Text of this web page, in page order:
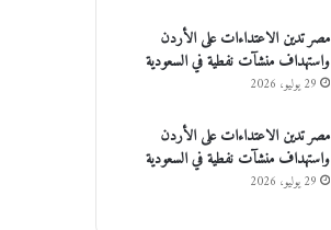
مصر تدين الاعتداءات على الأردن
واستهداف منشآت نفطية في السعودية
29 يوليو، 2026
مصر تدين الاعتداءات على الأردن
واستهداف منشآت نفطية في السعودية
29 يوليو، 2026